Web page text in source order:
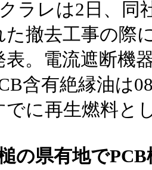
ラレは2日、同
た撤去工事の際
表。電流遮断機
含有絶縁油は
でに再生燃料
の県有地で